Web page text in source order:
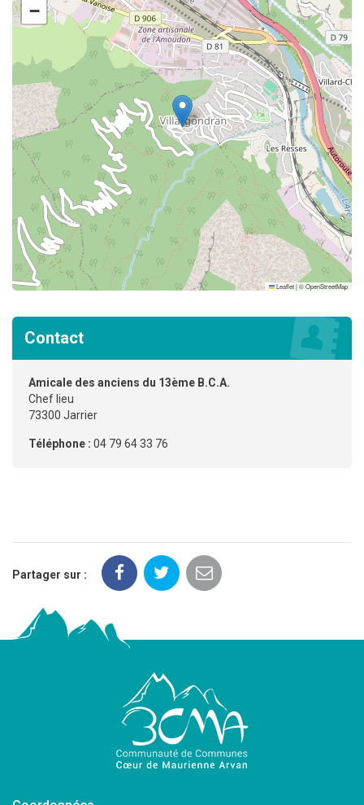
−
Leaflet|©OpenStreetMap
Contact
Amicale des anciens du 13ème B.C.A.
Chef lieu
73300 Jarrier
Téléphone : 04 79 64 33 76
Partager sur :